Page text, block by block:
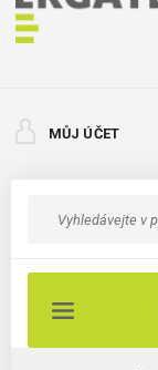
MŮJ ÚČET